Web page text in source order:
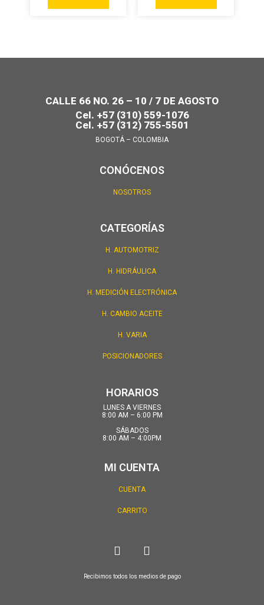
CALLE 66 NO. 26 – 10 / 7 DE AGOSTO
Cel. +57 (310) 559-1076
Cel. +57 (312) 755-5501
BOGOTÁ – COLOMBIA
CONÓCENOS
NOSOTROS
CATEGORÍAS
H. AUTOMOTRIZ
H. HIDRÁULICA
H. MEDICIÓN ELECTRÓNICA
H. CAMBIO ACEITE
H. VARIA
POSICIONADORES
HORARIOS
LUNES A VIERNES
8:00 AM – 6:00 PM
SÁBADOS
8:00 AM – 4:00PM
MI CUENTA
CUENTA
CARRITO
Recibimos todos los medios de pago